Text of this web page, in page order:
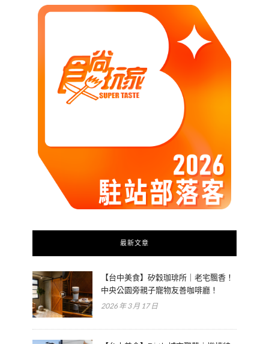
最新文章
【台中美食】矽穀珈琲所｜老宅飄香！
中央公園旁親子寵物友善咖啡廳！
2026 年 3 月 17 日